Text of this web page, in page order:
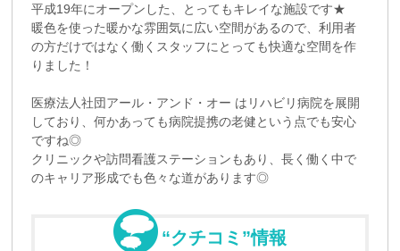
平成19年にオープンした、とってもキレイな施設です★
暖色を使った暖かな雰囲気に広い空間があるので、利用者
の方だけではなく働くスタッフにとっても快適な空間を作
りました！
医療法人社団アール・アンド・オー はリハビリ病院を展開
しており、何かあっても病院提携の老健という点でも安心
ですね◎
クリニックや訪問看護ステーションもあり、長く働く中で
のキャリア形成でも色々な道があります◎
“クチコミ”情報